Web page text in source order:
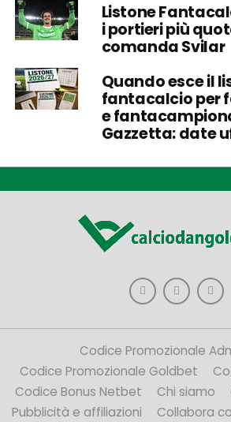
Listone
i portieri più
comanda Svilar
Quando esce il
fantacalcio per
e
Gazzetta: date
Codice Promozionale
Codice Promozionale Goldbet
Codice Bonus Netbet
Chi siamo
Pubblicità e affiliazioni
Collabora